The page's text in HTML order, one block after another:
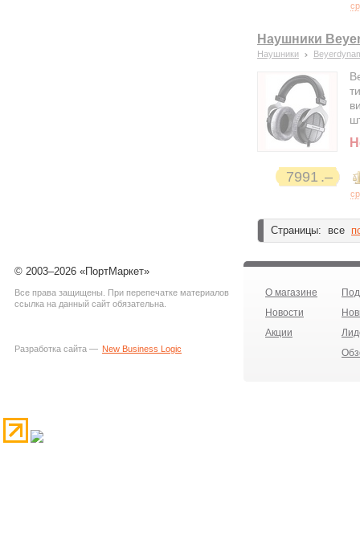
Наушники
Наушники
7991
Страницы: все
© 2003–2026 «ПортМаркет»
Все права защищены. При перепечатке материалов
ссылка на данный сайт обязательна.
Разработка сайта — New Business Logic
О магазине
Новости
Акции